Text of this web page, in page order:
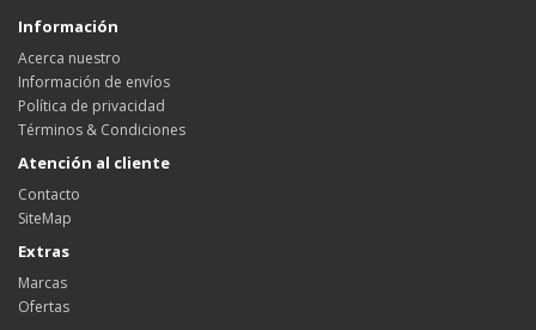
Información
Acerca nuestro
Información de envíos
Política de privacidad
Términos & Condiciones
Atención al cliente
Contacto
SiteMap
Extras
Marcas
Ofertas